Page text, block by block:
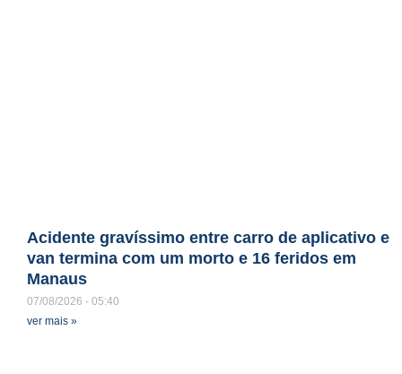
Acidente gravíssimo entre carro de aplicativo e
van termina com um morto e 16 feridos em
Manaus
07/08/2026
05:40
ver mais »